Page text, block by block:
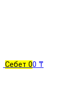
Себет 00 ₸